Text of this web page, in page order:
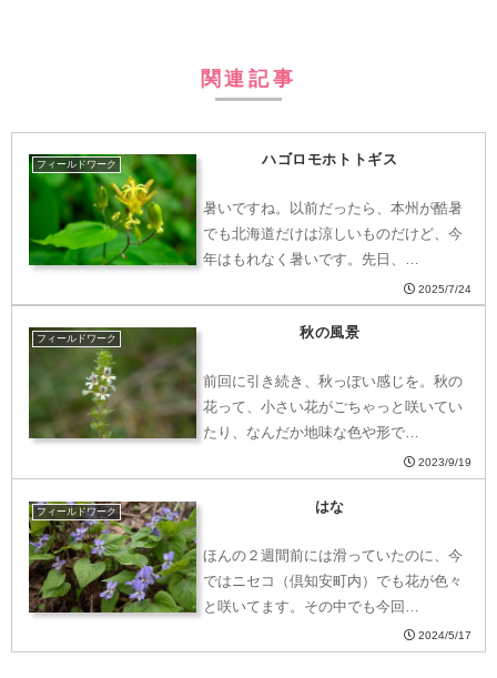
関連記事
フィールドワーク ハゴロモホトトギス
暑いですね。以前だったら、本州が酷暑
でも北海道だけは涼しいものだけど、今
年はもれなく暑いです。先日、…
2025/7/24
フィールドワーク 秋の風景
前回に引き続き、秋っぽい感じを。秋の
花って、小さい花がごちゃっと咲いてい
たり、なんだか地味な色や形で…
2023/9/19
フィールドワーク はな
ほんの２週間前には滑っていたのに、今
ではニセコ（倶知安町内）でも花が色々
と咲いてます。その中でも今回…
2024/5/17